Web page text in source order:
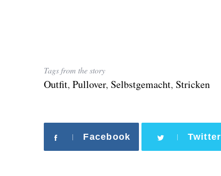
Tags from the story
Outfit, Pullover, Selbstgemacht, Stricken
Facebook Twitter